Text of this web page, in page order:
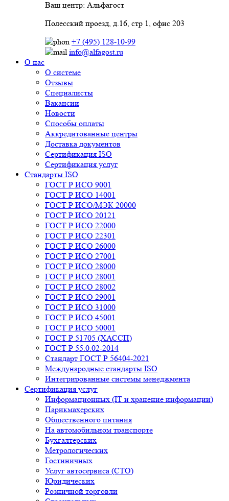
Ваш центр: Альфагост
Полесский проезд, д.16, стр 1, офис 203
+7 (495) 128-10-99
info@alfagost.ru
О нас
О системе
Отзывы
Специалисты
Вакансии
Новости
Способы оплаты
Аккредитованные центры
Доставка документов
Сертификация ISO
Сертификация услуг
Стандарты ISO
ГОСТ Р ИСО 9001
ГОСТ Р ИСО 14001
ГОСТ Р ИСО/МЭК 20000
ГОСТ Р ИСО 20121
ГОСТ Р ИСО 22000
ГОСТ Р ИСО 22301
ГОСТ Р ИСО 26000
ГОСТ Р ИСО 27001
ГОСТ Р ИСО 28000
ГОСТ Р ИСО 28001
ГОСТ Р ИСО 28002
ГОСТ Р ИСО 29001
ГОСТ Р ИСО 31000
ГОСТ Р ИСО 45001
ГОСТ Р ИСО 50001
ГОСТ Р 51705 (ХАССП)
ГОСТ Р 55.0.02-2014
Стандарт ГОСТ Р 56404-2021
Международные стандарты ISO
Интегрированные системы менеджмента
Сертификация услуг
Информационных (IT и хранение информации)
Парикмахерских
Общественного питания
На автомобильном транспорте
Бухгалтерских
Метрологических
Гостиничных
Услуг автосервиса (СТО)
Юридических
Розничной торговли